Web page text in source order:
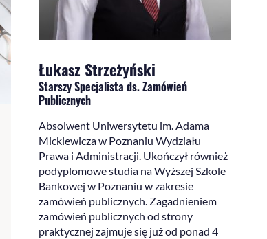
Łukasz Strzeżyński
Starszy Specjalista ds. Zamówień
Publicznych
Absolwent Uniwersytetu im. Adama
Mickiewicza w Poznaniu Wydziału
Prawa i Administracji. Ukończył również
podyplomowe studia na Wyższej Szkole
Bankowej w Poznaniu w zakresie
zamówień publicznych. Zagadnieniem
zamówień publicznych od strony
praktycznej zajmuje się już od ponad 4